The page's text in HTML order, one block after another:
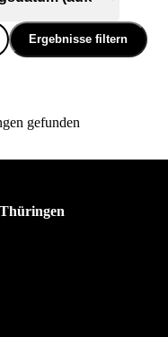
Ergebnisse filtern
gefunden